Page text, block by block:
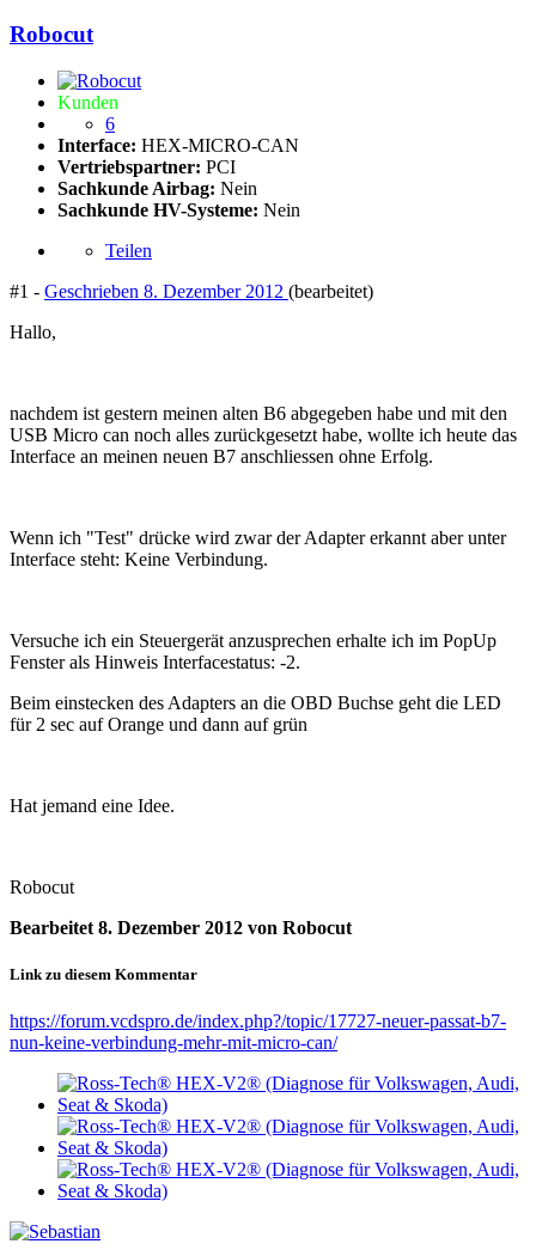
Robocut
Kunden
6
Interface: HEX-MICRO-CAN
Vertriebspartner: PCI
Sachkunde Airbag: Nein
Sachkunde HV-Systeme: Nein
Teilen
#1 - Geschrieben 8. Dezember 2012 (bearbeitet)
Hallo,
nachdem ist gestern meinen alten B6 abgegeben habe und mit den
USB Micro can noch alles zurückgesetzt habe, wollte ich heute das
Interface an meinen neuen B7 anschliessen ohne Erfolg.
Wenn ich "Test" drücke wird zwar der Adapter erkannt aber unter
Interface steht: Keine Verbindung.
Versuche ich ein Steuergerät anzusprechen erhalte ich im PopUp
Fenster als Hinweis Interfacestatus: -2.
Beim einstecken des Adapters an die OBD Buchse geht die LED
für 2 sec auf Orange und dann auf grün
Hat jemand eine Idee.
Robocut
Bearbeitet 8. Dezember 2012 von Robocut
Link zu diesem Kommentar
https://forum.vcdspro.de/index.php?/topic/17727-neuer-passat-b7-
nun-keine-verbindung-mehr-mit-micro-can/